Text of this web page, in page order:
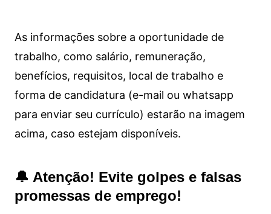
As informações sobre a oportunidade de
trabalho, como salário, remuneração,
benefícios, requisitos, local de trabalho e
forma de candidatura (e-mail ou whatsapp
para enviar seu currículo) estarão na imagem
acima, caso estejam disponíveis.
🔔 Atenção! Evite golpes e falsas
promessas de emprego!